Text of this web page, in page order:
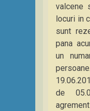
valcene
locuri in
sunt
pana
un
de